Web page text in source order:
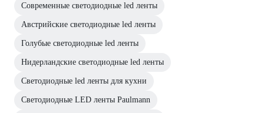
Современные светодиодные led ленты
Австрийские светодиодные led ленты
Голубые светодиодные led ленты
Нидерландские светодиодные led ленты
Светодиодные led ленты для кухни
Светодиодные LED ленты Paulmann